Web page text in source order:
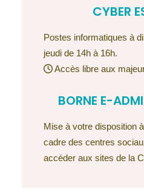
CYBER
Postes informatiques à
jeudi de 14h à 16h.
Accès libre aux
BORNE E-
Mise à votre disposition
cadre des centres
accéder aux sites de la